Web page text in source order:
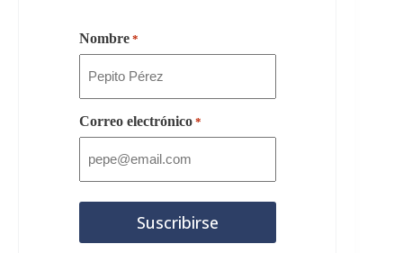
Nombre *
Correo electrónico *